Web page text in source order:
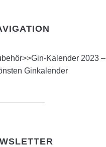
>>Gin-Kalender 2023 –
Ginkalender